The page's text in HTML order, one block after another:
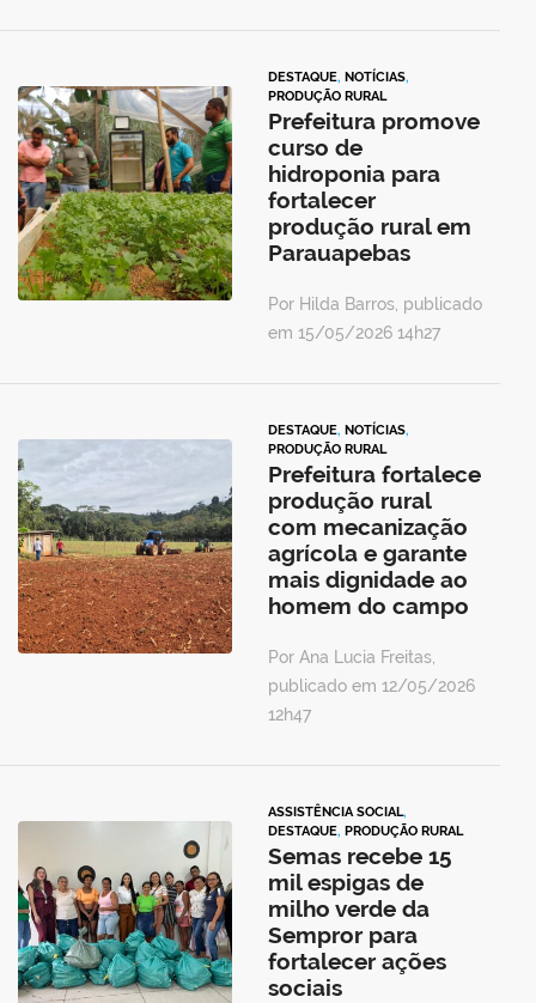
DESTAQUE, NOTÍCIAS,
PRODUÇÃO RURAL
Prefeitura promove
curso de
hidroponia para
fortalecer
produção rural em
Parauapebas
Por Hilda Barros, publicado
em 15/05/2026 14h27
DESTAQUE, NOTÍCIAS,
PRODUÇÃO RURAL
Prefeitura fortalece
produção rural
com mecanização
agrícola e garante
mais dignidade ao
homem do campo
Por Ana Lucia Freitas,
publicado em 12/05/2026
12h47
ASSISTÊNCIA SOCIAL,
DESTAQUE, PRODUÇÃO RURAL
Semas recebe 15
mil espigas de
milho verde da
Sempror para
fortalecer ações
sociais